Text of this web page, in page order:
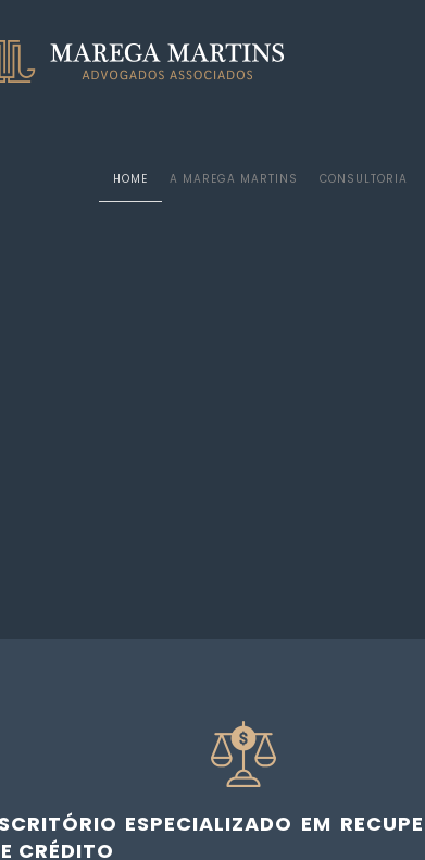
HOME A MAREGA MARTINS CONSULTORIA
ESPECIALIZADO EM
CRÉDITO